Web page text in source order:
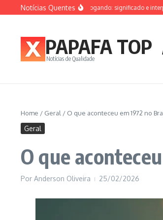
Ir para o conteúdo
Notícias Quentes
Sonhar que está afogando: significado e
PAPAFA TOP
Notícias de Qualidade
Home / Geral / O que aconteceu em 1972 no
Geral
O que
Por Anderson Oliveira 25/02/2026